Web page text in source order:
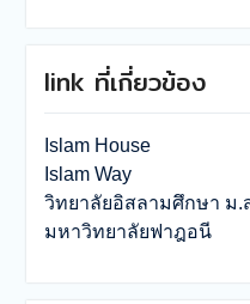
link ที่เกี่ยวข้อง
Islam House
Islam Way
วิทยาลัยอิสลามศึกษา ม
มหาวิทยาลัยฟาฎอนี